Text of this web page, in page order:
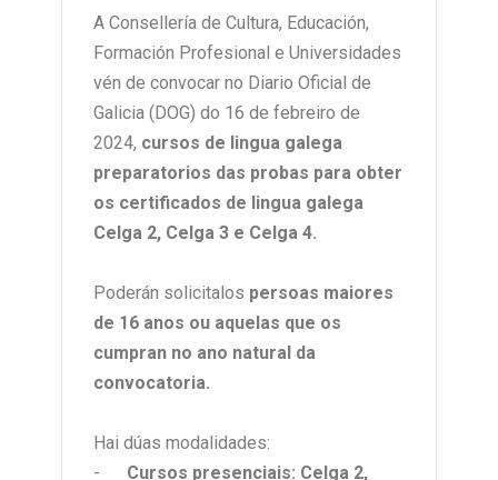
A Consellería de Cultura, Educación,
Formación Profesional e Universidades
vén de convocar no Diario Oficial de
Galicia (DOG) do 16 de febreiro de
2024, cursos de lingua galega
preparatorios das probas para obter
os certificados de lingua galega
Celga 2, Celga 3 e Celga 4.
Poderán solicitalos persoas maiores
de 16 anos ou aquelas que os
cumpran no ano natural da
convocatoria.
Hai dúas modalidades:
- Cursos presenciais: Celga 2,